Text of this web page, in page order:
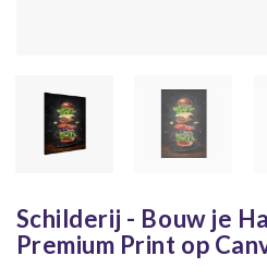
Schilderij - Bouw je
Premium Print op